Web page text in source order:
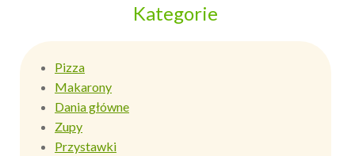
Kategorie
Pizza
Makarony
Dania główne
Zupy
Przystawki